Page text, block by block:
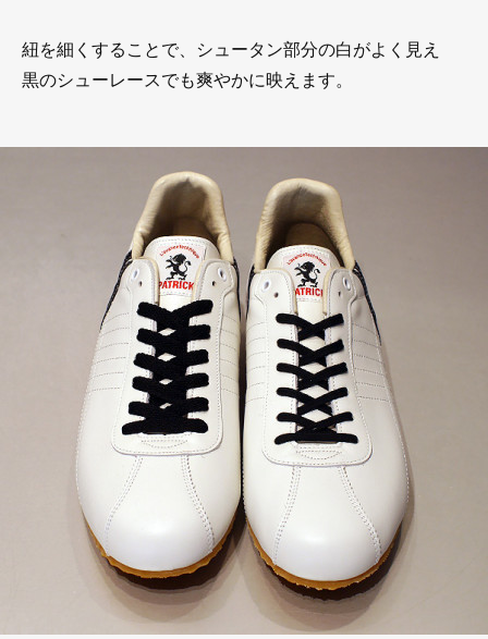
紐を細くすることで、シュータン部分の白がよく見え
黒のシューレースでも爽やかに映えます。